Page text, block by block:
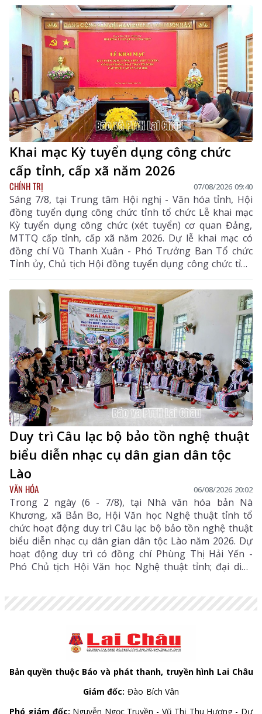
Khai mạc Kỳ tuyển dụng công chức
cấp tỉnh, cấp xã năm 2026
CHÍNH TRỊ 07/08/2026 09:40
Sáng 7/8, tại Trung tâm Hội nghị - Văn hóa tỉnh, Hội
đồng tuyển dụng công chức tỉnh tổ chức Lễ khai mạc
Kỳ tuyển dụng công chức (xét tuyển) cơ quan Đảng,
MTTQ cấp tỉnh, cấp xã năm 2026. Dự lễ khai mạc có
đồng chí Vũ Thanh Xuân - Phó Trưởng Ban Tổ chức
Tỉnh ủy, Chủ tịch Hội đồng tuyển dụng công chức tỉnh
cùng các thành viên hội đồng tuyển dụng, ban giám
sát, ban vấn đáp và thí sinh tham dự kỳ tuyển dụng.
Duy trì Câu lạc bộ bảo tồn nghệ thuật
biểu diễn nhạc cụ dân gian dân tộc
Lào
VĂN HÓA 06/08/2026 20:02
Trong 2 ngày (6 - 7/8), tại Nhà văn hóa bản Nà
Khương, xã Bản Bo, Hội Văn học Nghệ thuật tỉnh tổ
chức hoạt động duy trì Câu lạc bộ bảo tồn nghệ thuật
biểu diễn nhạc cụ dân gian dân tộc Lào năm 2026. Dự
hoạt động duy trì có đồng chí Phùng Thị Hải Yến -
Phó Chủ tịch Hội Văn học Nghệ thuật tỉnh; đại diện
Bản quyền thuộc Báo và phát thanh, truyền hình Lai Châu
Giám đốc: Đào Bích Vân
Phó giám đốc: Nguyễn Ngọc Truyền - Vũ Thị Thu Hương - Dư